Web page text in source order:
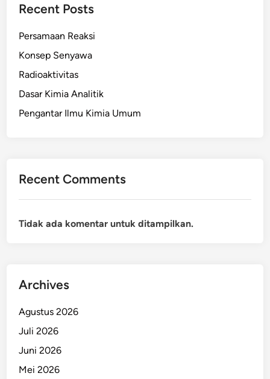
Recent Posts
Persamaan Reaksi
Konsep Senyawa
Radioaktivitas
Dasar Kimia Analitik
Pengantar Ilmu Kimia Umum
Recent Comments
Tidak ada komentar untuk ditampilkan.
Archives
Agustus 2026
Juli 2026
Juni 2026
Mei 2026